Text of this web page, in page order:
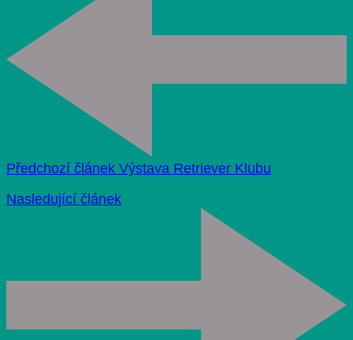
Předchozí článek Výstava Retriever Klubu
Nasledující článek